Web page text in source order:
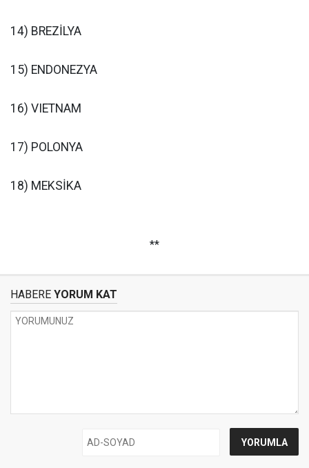
14) BREZİLYA
15) ENDONEZYA
16) VIETNAM
17) POLONYA
18) MEKSİKA
**
HABERE YORUM KAT